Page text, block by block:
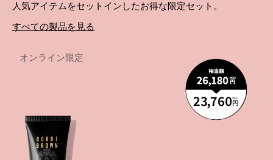
人気アイテムをセットインしたお得な限定セット。
すべての製品を見る
オンライン限定